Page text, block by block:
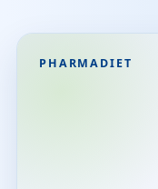
PHARMADIET